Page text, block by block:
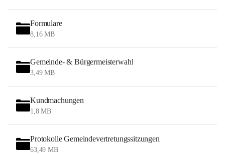
Formulare
8,16 MB
Gemeinde- & Bürgermeisterwahl
3,49 MB
Kundmachungen
1,8 MB
Protokolle Gemeindevertretungssitzungen
63,49 MB